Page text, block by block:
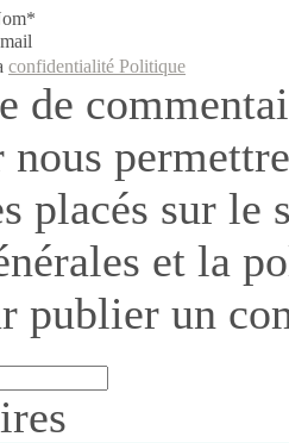
confidentialité Politique
de
placés sur
et la
publier un